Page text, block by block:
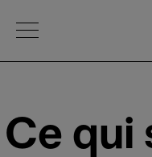
Open Menu
Ce qui